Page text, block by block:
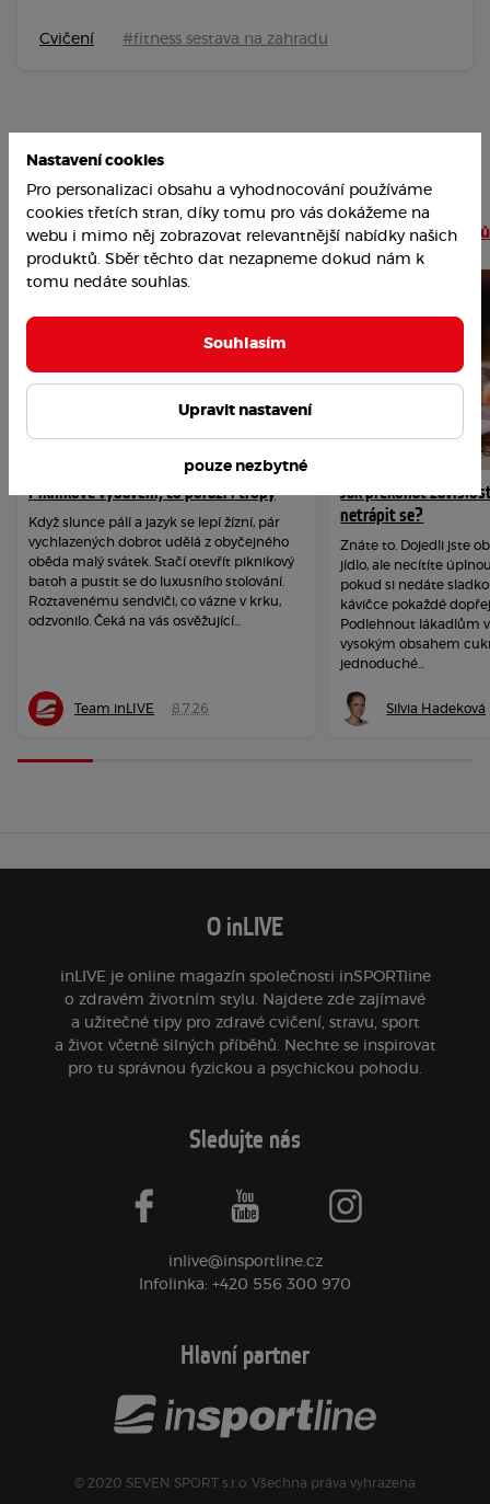
Cvičení #fitness sestava na zahradu
Nejoblíbenější články Číst více článků
Piknikové vybavení, co porazí i tropy
Když slunce pálí a jazyk se lepí žízní, pár
vychlazených dobrot udělá z obyčejného
oběda malý svátek. Stačí otevřít piknikový
batoh a pustit se do luxusního stolování.
Roztavenému sendviči, co vázne v krku,
odzvonilo. Čeká na vás osvěžující...
Team inLIVE 8.7.26
Jak překonat
netrápit se?
Znáte to. Dojedli jste
jídlo, ale necítíte
pokud si nedáte
kávičce pokaždé
Podlehnout lákadlům
vysokým obsahem
jednoduché...
Silvia Hadeková
O inLIVE
inLIVE je online magazín společnosti inSPORTline
o zdravém životním stylu. Najdete zde zajímavé
a užitečné tipy pro zdravé cvičení, stravu, sport
a život včetně silných příběhů. Nechte se inspirovat
pro tu správnou fyzickou a psychickou pohodu.
Sledujte nás
facebook youtube instagram
inlive@insportline.cz
Infolinka: +420 556 300 970
Hlavní partner
© 2020 SEVEN SPORT s.r.o. Všechna práva vyhrazena
Nastavení cookies
Pro personalizaci obsahu a vyhodnocování používáme
cookies třetích stran, díky tomu pro vás dokážeme na
webu i mimo něj zobrazovat relevantnější nabídky našich
produktů. Sběr těchto dat nezapneme dokud nám k
tomu nedáte souhlas.
Souhlasím
Upravit nastavení
pouze nezbytné